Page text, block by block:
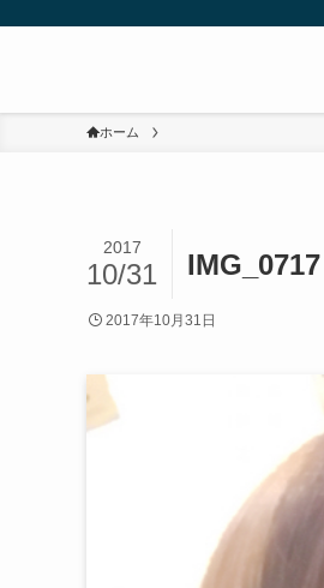
ホーム
IMG_0717
2017
10/31
2017年10月31日